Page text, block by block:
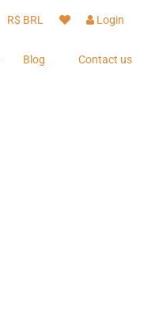
R$ BRL Login
Blog Contact us